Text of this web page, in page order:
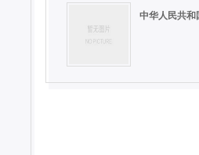
中华人民共和